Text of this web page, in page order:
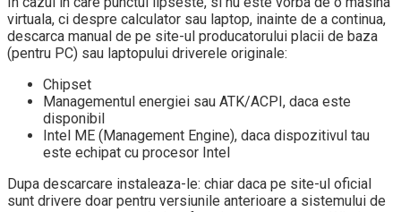
virtuala, ci despre calculator sau laptop, inainte de a continua,
descarca manual de pe site-ul producatorului placii de baza
(pentru PC) sau laptopului driverele originale:
Chipset
Managementul energiei sau ATK/ACPI, daca este
disponibil
Intel ME (Management Engine), daca dispozitivul tau
este echipat cu procesor Intel
Dupa descarcare instaleaza-le: chiar daca pe site-ul oficial
sunt drivere doar pentru versiunile anterioare a sistemului de